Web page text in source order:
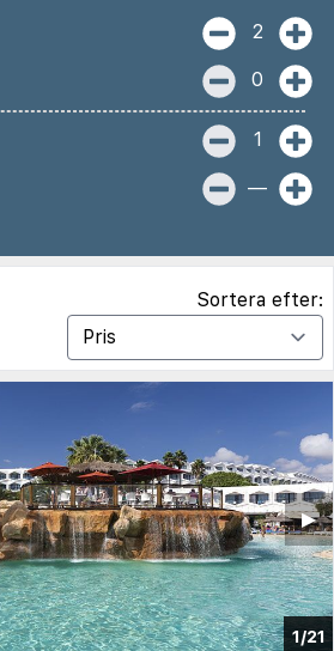
2
0
1
—
Sortera efter:
1/21
▶︎